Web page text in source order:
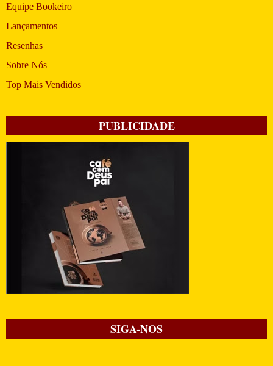
Equipe Bookeiro
Lançamentos
Resenhas
Sobre Nós
Top Mais Vendidos
PUBLICIDADE
SIGA-NOS